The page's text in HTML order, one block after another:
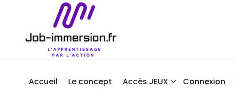
Accueil Le concept Accès JEUX Connexion